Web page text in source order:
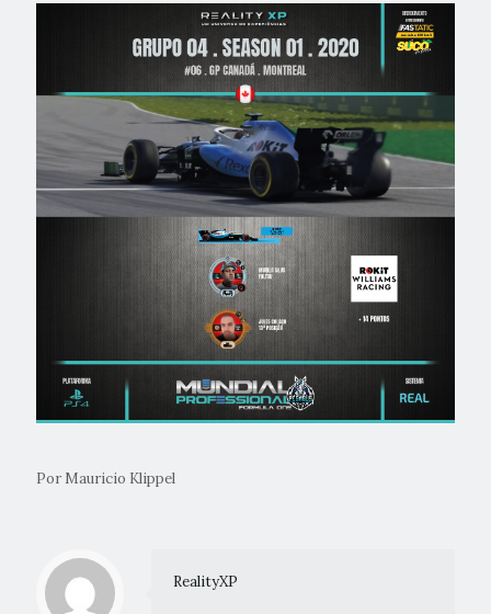
Por Mauricio Klippel
RealityXP